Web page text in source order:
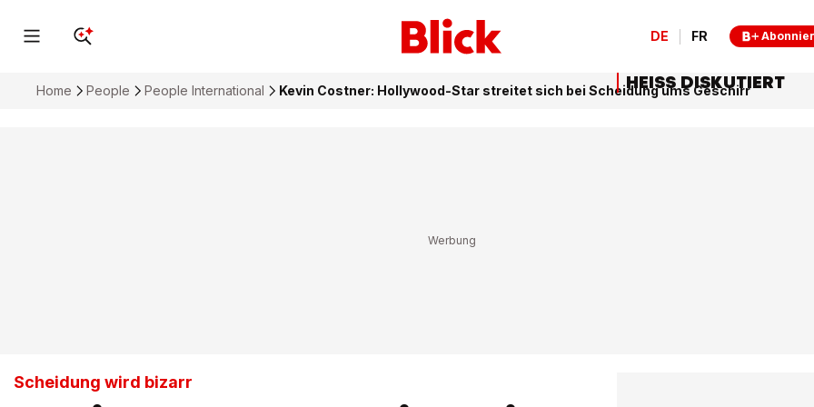
DE FR
Home People People International Kevin Costner: Hollywood-Star streitet sich bei Scheidung ums Geschirr
Scheidung wird bizarr
HEISS DISKUTIERT